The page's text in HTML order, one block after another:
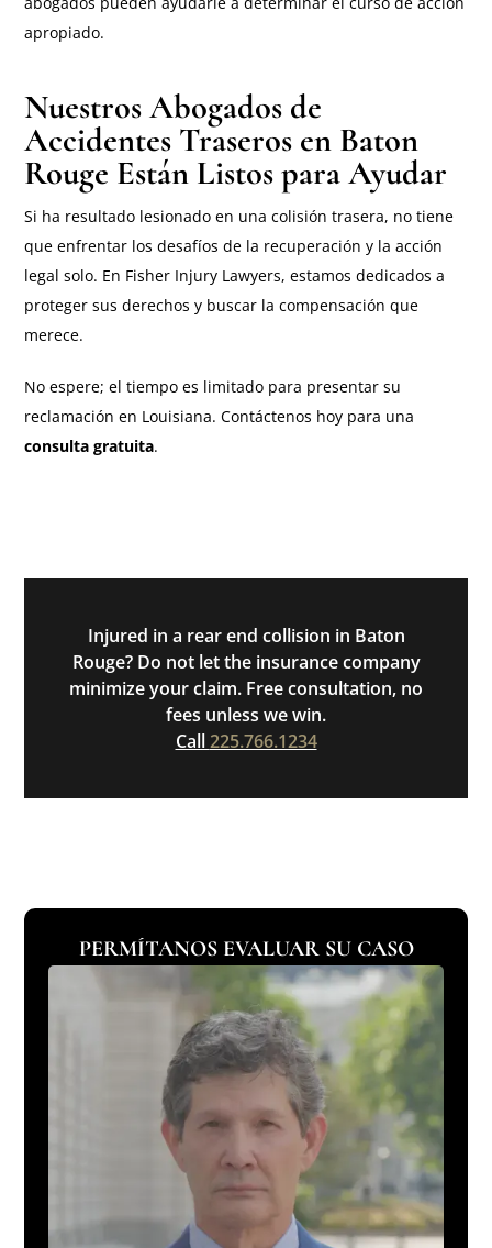
apropiado.
Nuestros Abogados de
Accidentes Traseros en Baton
Rouge Están Listos para Ayudar
Si ha resultado lesionado en una colisión trasera, no tiene
que enfrentar los desafíos de la recuperación y la acción
legal solo. En Fisher Injury Lawyers, estamos dedicados a
proteger sus derechos y buscar la compensación que
merece.
No espere; el tiempo es limitado para presentar su
reclamación en Louisiana. Contáctenos hoy para una
consulta gratuita.
Injured in a rear end collision in Baton
Rouge? Do not let the insurance company
minimize your claim. Free consultation, no
fees unless we win.
Call225.766.1234
PERMÍTANOS EVALUAR SU CASO